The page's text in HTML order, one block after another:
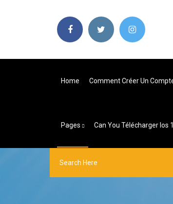
Home Comment Créer Un
Pages Can You Télécharger Ios